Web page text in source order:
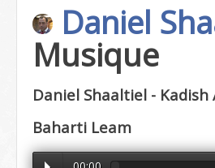
Daniel
Musique
Daniel Shaaltiel -
Baharti Leam